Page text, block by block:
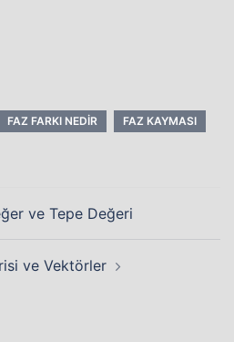
FAZ FARKI NEDIR FAZ KAYMASI
ve Tepe Değeri
ve Vektörler